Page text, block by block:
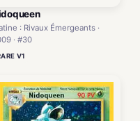
: Rivaux Émergeants ·
· #30
V1